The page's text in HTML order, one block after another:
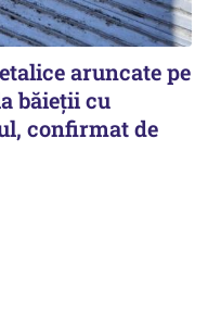
aruncate pe
băieții cu
confirmat de